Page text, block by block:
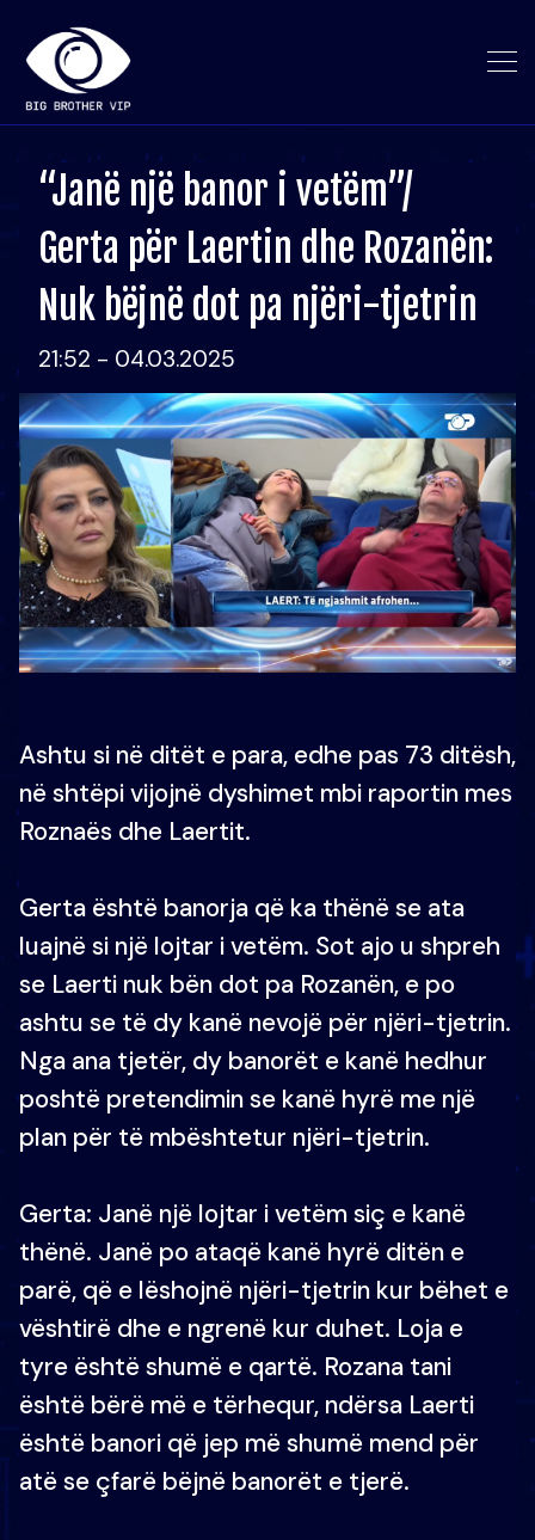
“Janë një banor i vetëm”/
Gerta për Laertin dhe Rozanën:
Nuk bëjnë dot pa njëri-tjetrin
21:52 - 04.03.2025
Ashtu si në ditët e para, edhe pas 73 ditësh,
në shtëpi vijojnë dyshimet mbi raportin mes
Roznaës dhe Laertit.
Gerta është banorja që ka thënë se ata
luajnë si një lojtar i vetëm. Sot ajo u shpreh
se Laerti nuk bën dot pa Rozanën, e po
ashtu se të dy kanë nevojë për njëri-tjetrin.
Nga ana tjetër, dy banorët e kanë hedhur
poshtë pretendimin se kanë hyrë me një
plan për të mbështetur njëri-tjetrin.
Gerta: Janë një lojtar i vetëm siç e kanë
thënë. Janë po ataqë kanë hyrë ditën e
parë, që e lëshojnë njëri-tjetrin kur bëhet e
vështirë dhe e ngrenë kur duhet. Loja e
tyre është shumë e qartë. Rozana tani
është bërë më e tërhequr, ndërsa Laerti
është banori që jep më shumë mend për
atë se çfarë bëjnë banorët e tjerë.